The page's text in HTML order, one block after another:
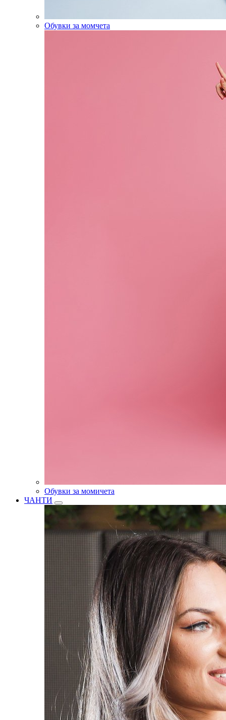
Обувки за момчета
Обувки за момичета
ЧАНТИ